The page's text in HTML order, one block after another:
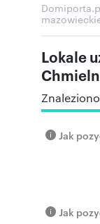
Lokale
Znaleziono
Jak
Jak